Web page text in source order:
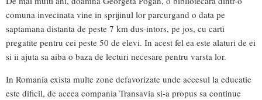
comuna invecinata vine in sprijinul lor parcurgand o data pe
saptamana distanta de peste 7 km dus-intors, pe jos, cu carti
pregatite pentru cei peste 50 de elevi. In acest fel ea este alaturi de ei
si ii ajuta sa aiba o baza de lecturi necesare pentru varsta lor.
In Romania exista multe zone defavorizate unde accesul la educatie
este dificil, de aceea compania Transavia si-a propus sa continue